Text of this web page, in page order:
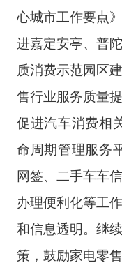
心城市工作要点
进嘉定安亭、普
质消费示范园区
售行业服务质量
促进汽车消费相
命周期管理服务
网签、二手车车
办理便利化等工
和信息透明。继
策，鼓励家电零